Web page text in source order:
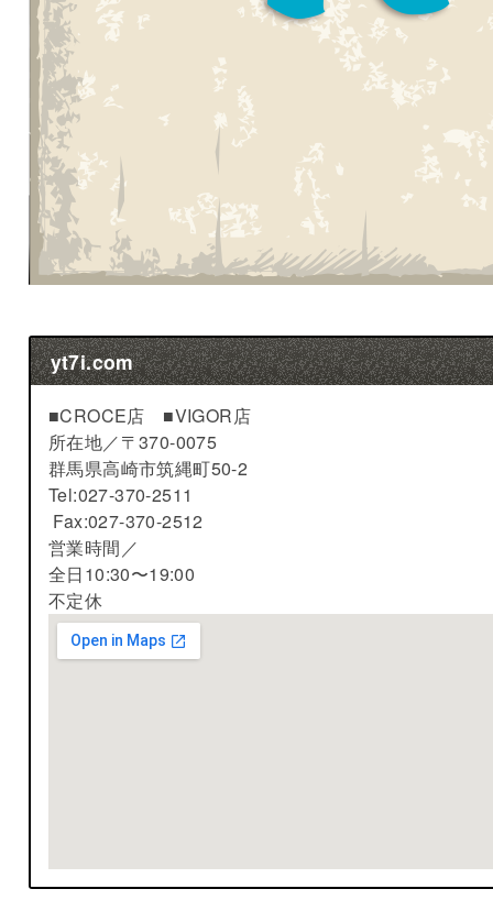
yt7i.com
■CROCE店 ■VIGOR店
所在地／〒370-0075
群馬県高崎市筑縄町50-2
Tel:027-370-2511
Fax:027-370-2512
営業時間／
全日10:30〜19:00
不定休